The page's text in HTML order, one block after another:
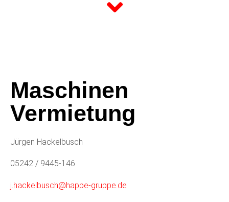
Maschinen
Vermietung
Jürgen Hackelbusch
05242 / 9445-146
j.hackelbusch@happe-gruppe.de